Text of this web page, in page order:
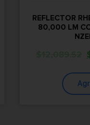
REFLECTOR
80,000 LM